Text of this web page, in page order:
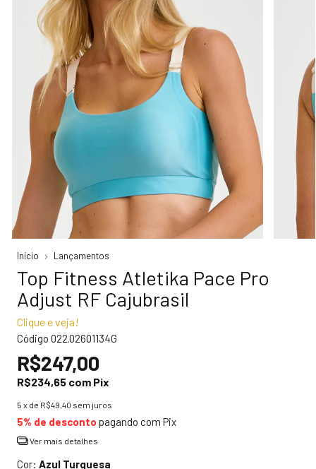
Início Lançamentos
Top Fitness Atletika Pace Pro
Adjust RF Cajubrasil
Clique e veja!
Código 022.02601134G
R$247,00
R$234,65 com Pix
5 x de R$49,40 sem juros
5% de desconto pagando com Pix
Ver mais detalhes
Cor: Azul Turquesa